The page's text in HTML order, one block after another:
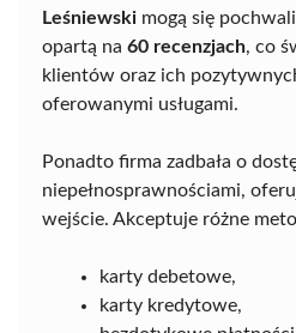
Leśniewski mogą się
opartą na 60 recenzjach, co
klientów oraz ich
oferowanymi usługami.
Ponadto firma zadbała o
niepełnosprawnościami,
wejście. Akceptuje różne
karty debetowe,
karty kredytowe,